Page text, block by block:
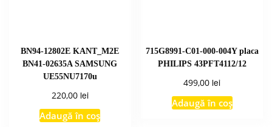
BN94-12802E KANT_M2E
BN41-02635A SAMSUNG
UE55NU7170u
220,00 lei
Adaugă în coș
715G8991-C01-000-004Y placa
PHILIPS 43PFT4112/12
499,00 lei
Adaugă în coș